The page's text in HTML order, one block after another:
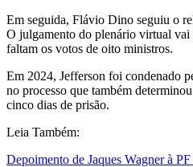
Em seguida, Flávio Dino seguiu o
O julgamento do plenário virtual
faltam os votos de oito ministros.
Em 2024, Jefferson foi condenado
no processo que também
cinco dias de prisão.
Leia Também:
Depoimento de Jaques Wagner à